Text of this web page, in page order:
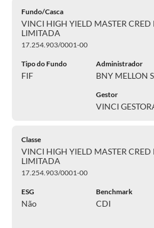
Fundo/Casca
VINCI HIGH YIELD MASTER CRED
LIMITADA
17.254.903/0001-00
Tipo do Fundo
FIF
Administrador
BNY MELLON
Gestor
VINCI
Classe
VINCI HIGH YIELD MASTER CRED
LIMITADA
17.254.903/0001-00
ESG
Não
Benchmark
CDI